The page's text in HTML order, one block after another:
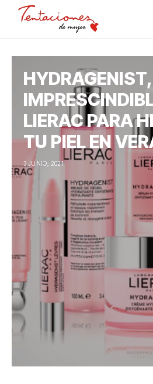
LIERAC PARA
TU PIEL EN
3 JUNIO, 2021